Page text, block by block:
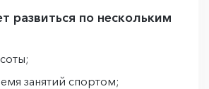
развиться по нескольким
занятий спортом;